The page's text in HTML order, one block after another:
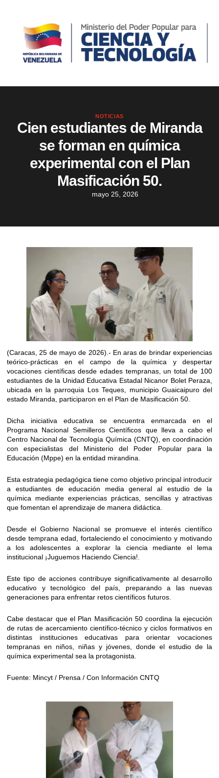
NOTICIAS
Cien estudiantes de Miranda
se forman en química
experimental con el Plan
Masificación 50.
mayo 25, 2026
(Caracas, 25 de mayo de 2026).- En aras de brindar experiencias
teórico-prácticas en el campo de la química y despertar
vocaciones científicas desde edades tempranas, un total de 100
estudiantes de la Unidad Educativa Estadal Nicanor Bolet Peraza,
ubicada en la parroquia Los Teques, municipio Guaicaipuro del
estado Miranda, participaron en el Plan de Masificación 50.
Dicha iniciativa educativa se encuentra enmarcada en el
Programa Nacional Semilleros Científicos que lleva a cabo el
Centro Nacional de Tecnología Química (CNTQ), en coordinación
con especialistas del Ministerio del Poder Popular para la
Educación (Mppe) en la entidad mirandina.
Esta estrategia pedagógica tiene como objetivo principal introducir
a estudiantes de educación media general al estudio de la
química mediante experiencias prácticas, sencillas y atractivas
que fomentan el aprendizaje de manera didáctica.
Desde el Gobierno Nacional se promueve el interés científico
desde temprana edad, fortaleciendo el conocimiento y motivando
a los adolescentes a explorar la ciencia mediante el lema
institucional ¡Juguemos Haciendo Ciencia!.
Este tipo de acciones contribuye significativamente al desarrollo
educativo y tecnológico del país, preparando a las nuevas
generaciones para enfrentar retos científicos futuros.
Cabe destacar que el Plan Masificación 50 coordina la ejecución
de rutas de acercamiento científico-técnico y ciclos formativos en
distintas instituciones educativas para orientar vocaciones
tempranas en niños, niñas y jóvenes, donde el estudio de la
química experimental sea la protagonista.
Fuente: Mincyt / Prensa / Con Información CNTQ